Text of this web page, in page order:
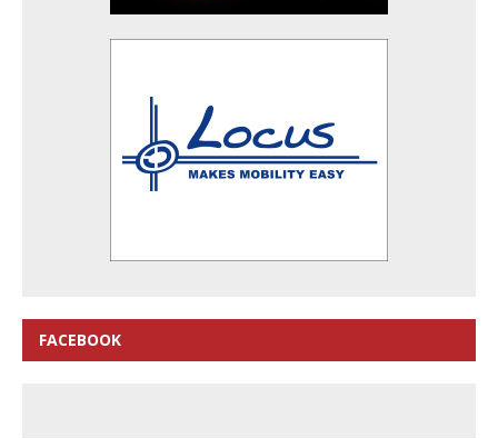
FACEBOOK